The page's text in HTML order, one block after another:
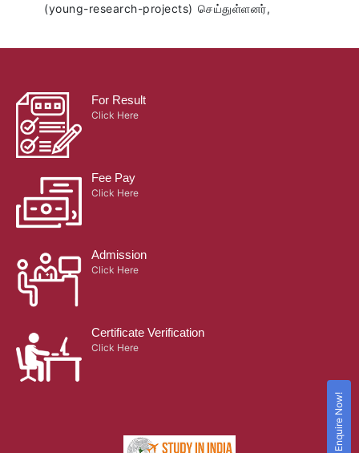
(young-research-projects) செய்துள்ளனர்,
For Result
Click Here
Fee Pay
Click Here
Admission
Click Here
Certificate Verification
Click Here
Enquire Now!